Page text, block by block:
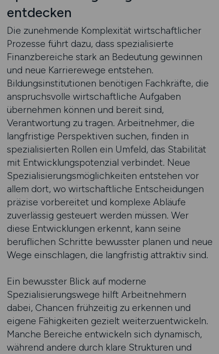
entdecken
Die zunehmende Komplexität wirtschaftlicher
Prozesse führt dazu, dass spezialisierte
Finanzbereiche stark an Bedeutung gewinnen
und neue Karrierewege entstehen.
Bildungsinstitutionen benötigen Fachkräfte, die
anspruchsvolle wirtschaftliche Aufgaben
übernehmen können und bereit sind,
Verantwortung zu tragen. Arbeitnehmer, die
langfristige Perspektiven suchen, finden in
spezialisierten Rollen ein Umfeld, das Stabilität
mit Entwicklungspotenzial verbindet. Neue
Spezialisierungsmöglichkeiten entstehen vor
allem dort, wo wirtschaftliche Entscheidungen
präzise vorbereitet und komplexe Abläufe
zuverlässig gesteuert werden müssen. Wer
diese Entwicklungen erkennt, kann seine
beruflichen Schritte bewusster planen und neue
Wege einschlagen, die langfristig attraktiv sind.
Ein bewusster Blick auf moderne
Spezialisierungswege hilft Arbeitnehmern
dabei, Chancen frühzeitig zu erkennen und
eigene Fähigkeiten gezielt weiterzuentwickeln.
Manche Bereiche entwickeln sich dynamisch,
während andere durch klare Strukturen und